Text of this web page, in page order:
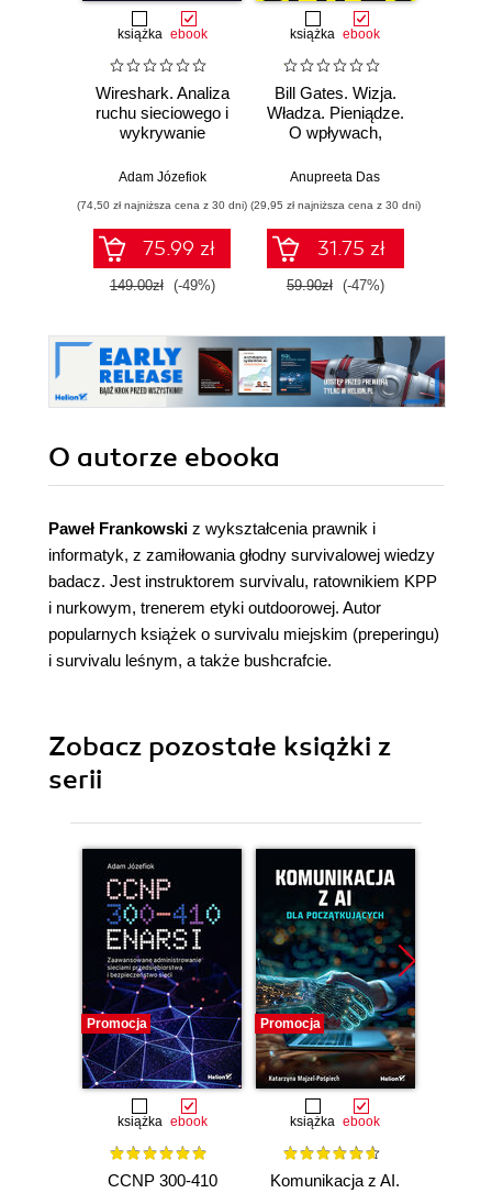
książka ebook
Wireshark. Analiza
ruchu sieciowego i
wykrywanie
Adam Józefiok
(74,50 zł najniższa cena z 30 dni)
75.99 zł
149.00zł (-49%)
książka ebook
Bill Gates. Wizja.
Władza. Pieniądze.
O wpływach,
niejawne
Anupreeta Das
(29,95 zł najniższa cena z 30 dni)
31.75 zł
59.90zł (-47%)
O autorze ebooka
Paweł Frankowski z wykształcenia prawnik i
informatyk, z zamiłowania głodny survivalowej wiedzy
badacz. Jest instruktorem survivalu, ratownikiem KPP
i nurkowym, trenerem etyki outdoorowej. Autor
popularnych książek o survivalu miejskim (preperingu)
i survivalu leśnym, a także bushcrafcie.
Zobacz pozostałe książki z
serii
Promocja
książka ebook
CCNP 300-410
Promocja
książka ebook
Komunikacja z AI.